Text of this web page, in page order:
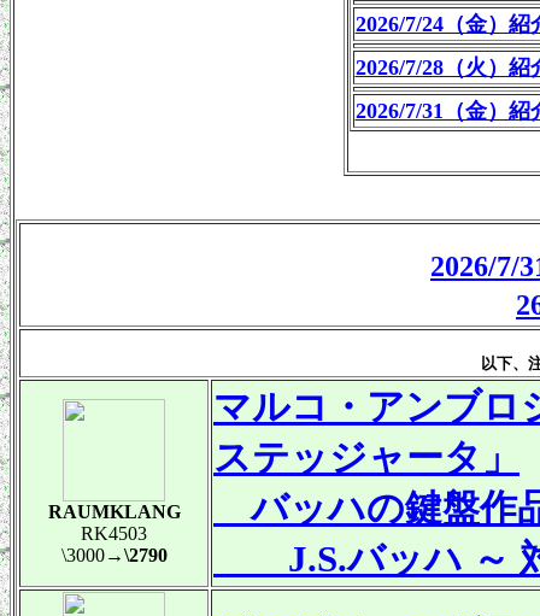
2026/7/24（金）紹
2026/7/28（火）紹
2026/7/31（金）紹
2026/7/
以下、
RAUMKLANG
RK4503
\3000→\2790
マルコ・アンブロ
ステッジャータ」
バッハの鍵盤作
J.S.バッハ ～